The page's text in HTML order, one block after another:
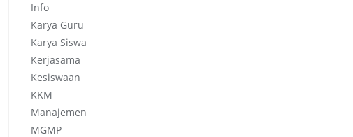
Info
Karya Guru
Karya Siswa
Kerjasama
Kesiswaan
KKM
Manajemen
MGMP